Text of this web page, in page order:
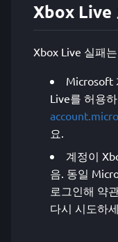
Xbox Live
Xbox Live 실패
Microsoft
Live를 허용
요.
계정이
음. 동일
로그인해 약
다시 시도하